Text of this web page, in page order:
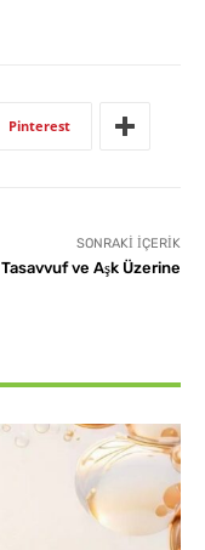
Pinterest
SONRAKI İÇERIK
Tasavvuf ve Aşk Üzerine